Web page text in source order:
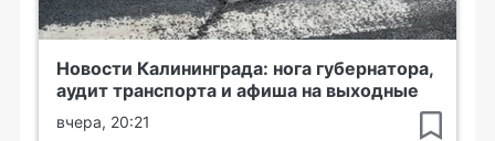
Новости Калининграда: нога губернатора,
аудит транспорта и афиша на выходные
вчера, 20:21